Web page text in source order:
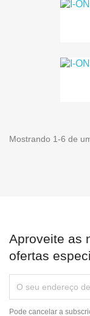
Mostrando 1-6 de
Aproveite as
ofertas
Pode cancelar a